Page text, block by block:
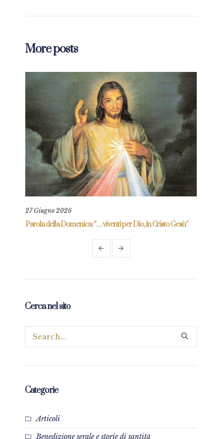
More posts
27 Giugno 2026
Parola della Domenica: “…viventi per Dio, in Cristo Gesù”
Cerca nel sito
Categorie
Articoli
Benedizione serale e storie di santità